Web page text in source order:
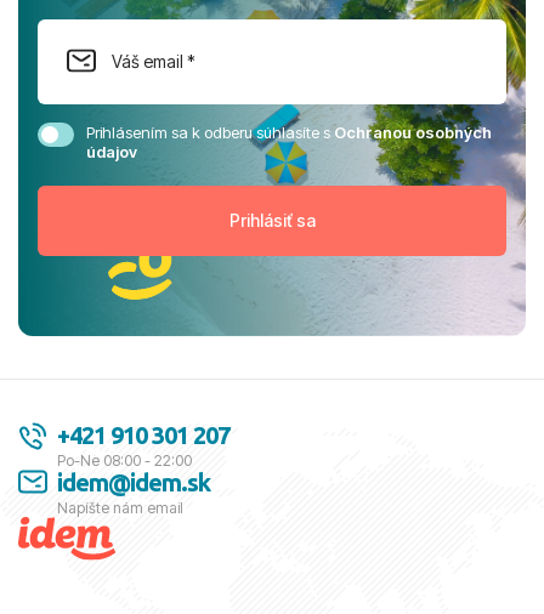
Prihlásením sa k odberu súhlasíte sOchranou osobných
údajov
+421 910 301 207
Po-Ne 08:00 - 22:00
idem@idem.sk
Napíšte nám email